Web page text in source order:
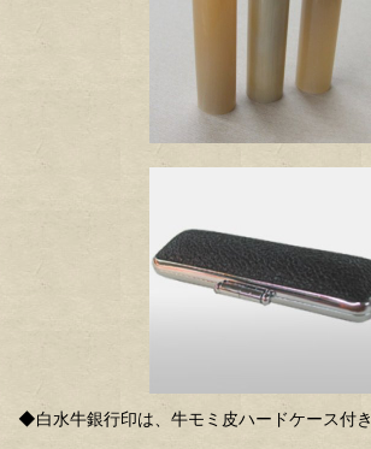
◆白水牛銀行印は、牛モミ皮ハードケース付き